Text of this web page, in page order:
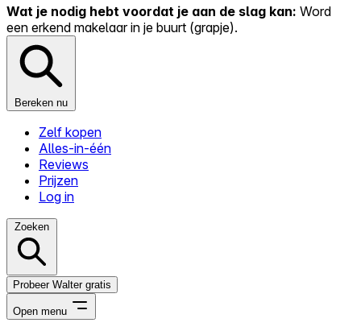
Wat je nodig hebt voordat je aan de slag kan: Word
een erkend makelaar in je buurt (grapje).
Bereken nu
Zelf kopen
Alles-in-één
Reviews
Prijzen
Log in
Zoeken
Probeer Walter gratis
Open menu